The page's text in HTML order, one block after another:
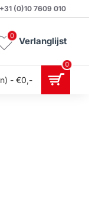
+31 (0)10 7609 010
Verlanglijst
0
- €0,-
0